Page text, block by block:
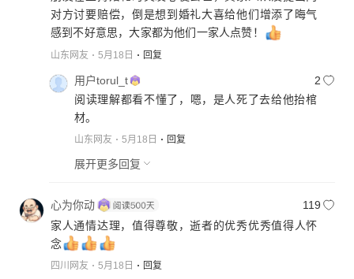
对方讨要赔偿，倒是想到婚礼大喜给他们增添了晦气
感到不好意思，大家都为他们一家人点赞！
山东网友 5月18日 回复
用户torul_t
2
阅读理解都看不懂了，嗯，是人死了去给他抬棺
材。
山东网友 5月18日 回复
展开更多回复
心为你动
119
家人通情达理，值得尊敬，逝者的优秀优秀值得人怀
念
四川网友 5月18日 回复